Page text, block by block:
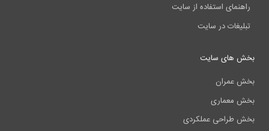
راهنمای استفاده از سایت
تبلیغات در سایت
بخش های سایت
بخش عمران
بخش معماری
بخش طراحی عملکردی